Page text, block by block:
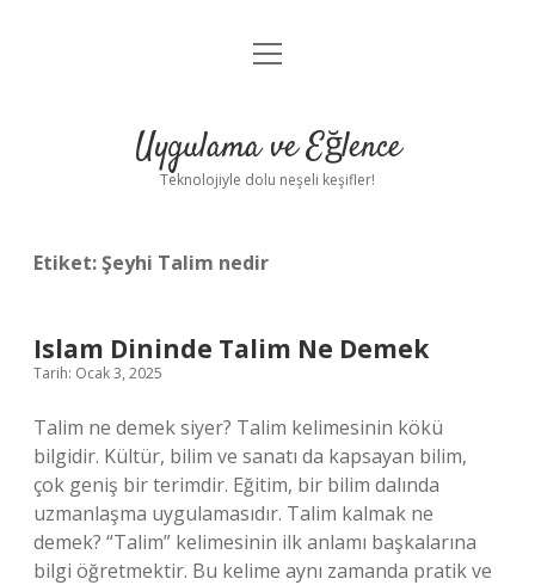
Anasayfa
Yasal Uyarı
menüyü
Uygulama ve Eğlence
Teknolojiyle dolu neşeli keşifler!
Etiket:Şeyhi Talim nedir
Islam Dininde Talim Ne Demek
Tarih: Ocak 3, 2025
Talim ne demek siyer? Talim kelimesinin kökü
bilgidir. Kültür, bilim ve sanatı da kapsayan bilim,
çok geniş bir terimdir. Eğitim, bir bilim dalında
uzmanlaşma uygulamasıdır. Talim kalmak ne
demek? “Talim” kelimesinin ilk anlamı başkalarına
bilgi öğretmektir. Bu kelime aynı zamanda pratik ve